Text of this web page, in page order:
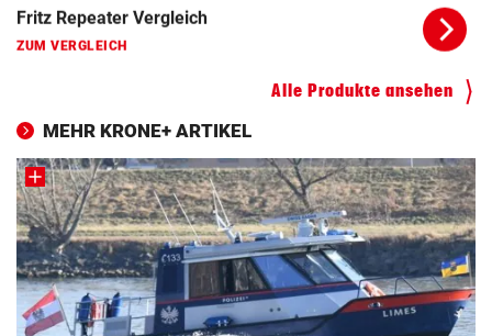
Bluetooth Lautsprecher Vergleich
ZUM VERGLEICH
Fernseher Vergleich
ZUM VERGLEICH
Fritz Repeater Vergleich
ZUM VERGLEICH
Gaming Laptop Vergleich
Alle Produkte ansehen
MEHR KRONE+ ARTIKEL